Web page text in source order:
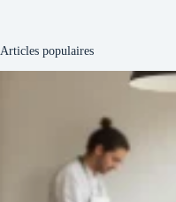
Articles populaires